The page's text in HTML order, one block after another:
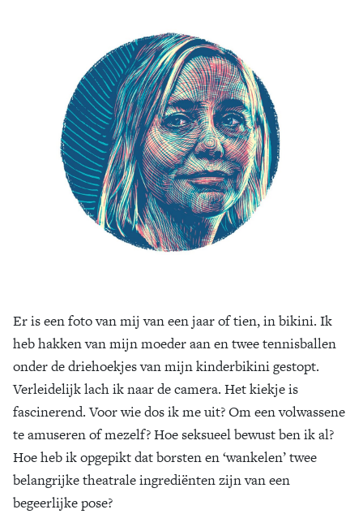
Er is een foto van mij van een jaar of tien, in bikini. Ik
heb hakken van mijn moeder aan en twee tennisballen
onder de driehoekjes van mijn kinderbikini gestopt.
Verleidelijk lach ik naar de camera. Het kiekje is
fascinerend. Voor wie dos ik me uit? Om een volwassene
te amuseren of mezelf? Hoe seksueel bewust ben ik al?
Hoe heb ik opgepikt dat borsten en ‘wankelen’ twee
belangrijke theatrale ingrediënten zijn van een
begeerlijke pose?